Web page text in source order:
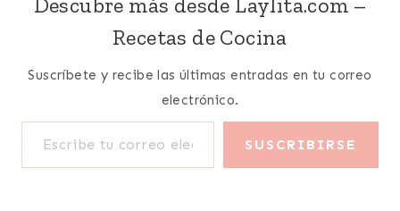
Recetas de Cocina
Suscríbete y recibe las últimas entradas en tu correo
electrónico.
Escribe tu correo electrónico…
SUSCRIBIRSE